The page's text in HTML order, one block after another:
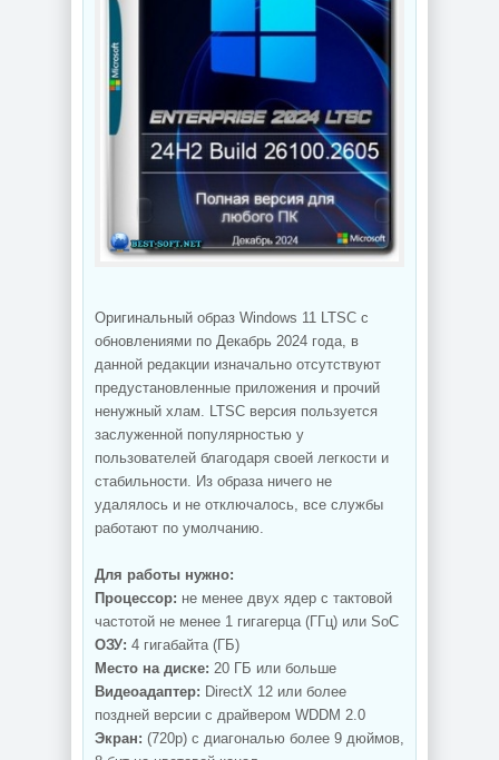
Оригинальный образ Windows 11 LTSC с
обновлениями по Декабрь 2024 года, в
данной редакции изначально отсутствуют
предустановленные приложения и прочий
ненужный хлам. LTSC версия пользуется
заслуженной популярностью у
пользователей благодаря своей легкости и
стабильности. Из образа ничего не
удалялось и не отключалось, все службы
работают по умолчанию.
Для работы нужно:
Процессор: не менее двух ядер с тактовой
частотой не менее 1 гигагерца (ГГц) или SoC
ОЗУ: 4 гигабайта (ГБ)
Место на диске: 20 ГБ или больше
Видеоадаптер: DirectX 12 или более
поздней версии с драйвером WDDM 2.0
Экран: (720p) с диагональю более 9 дюймов,